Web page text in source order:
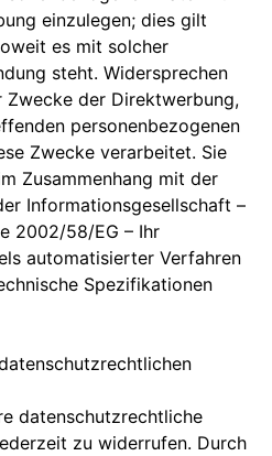
einzulegen; dies gilt
es mit solcher
steht. Widersprechen
Zwecke der Direktwerbung,
personenbezogenen
Zwecke verarbeitet. Sie
Zusammenhang mit der
Informationsgesellschaft –
2002/58/EG – Ihr
automatisierter Verfahren
Spezifikationen
datenschutzrechtliche
zu widerrufen. Durch